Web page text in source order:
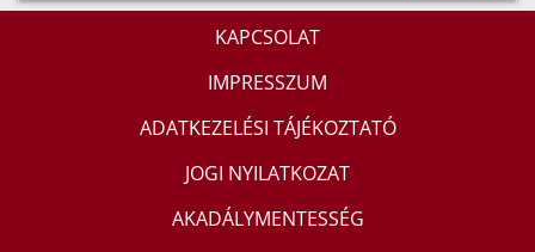
KAPCSOLAT
IMPRESSZUM
ADATKEZELÉSI TÁJÉKOZTATÓ
JOGI NYILATKOZAT
AKADÁLYMENTESSÉG